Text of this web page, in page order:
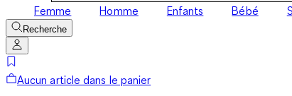
Femme Homme Enfants Bébé
Recherche
Aucun article dans le panier